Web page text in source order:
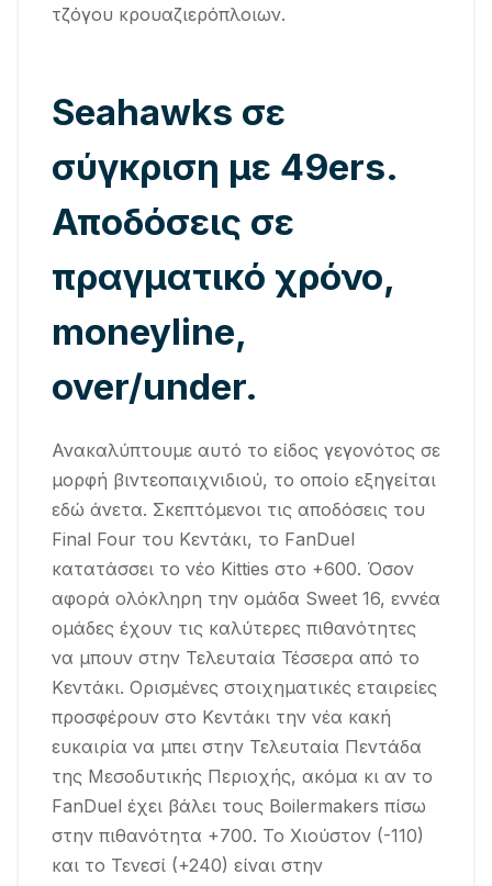
τζόγου κρουαζιερόπλοιων.
Seahawks σε
σύγκριση με 49ers.
Αποδόσεις σε
πραγματικό χρόνο,
moneyline,
over/under.
Ανακαλύπτουμε αυτό το είδος γεγονότος σε
μορφή βιντεοπαιχνιδιού, το οποίο εξηγείται
εδώ άνετα. Σκεπτόμενοι τις αποδόσεις του
Final Four του Κεντάκι, το FanDuel
κατατάσσει το νέο Kitties στο +600. Όσον
αφορά ολόκληρη την ομάδα Sweet 16, εννέα
ομάδες έχουν τις καλύτερες πιθανότητες
να μπουν στην Τελευταία Τέσσερα από το
Κεντάκι. Ορισμένες στοιχηματικές εταιρείες
προσφέρουν στο Κεντάκι την νέα κακή
ευκαιρία να μπει στην Τελευταία Πεντάδα
της Μεσοδυτικής Περιοχής, ακόμα κι αν το
FanDuel έχει βάλει τους Boilermakers πίσω
στην πιθανότητα +700. Το Χιούστον (-110)
και το Τενεσί (+240) είναι στην